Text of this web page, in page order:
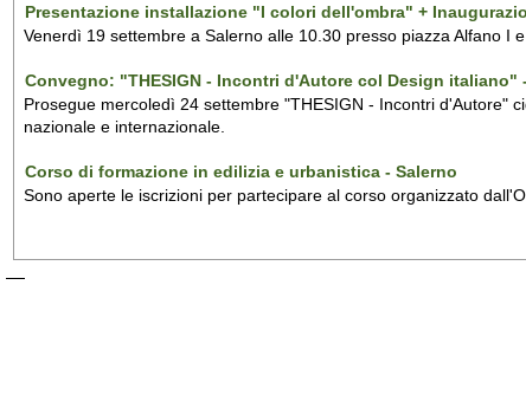
Presentazione installazione "I colori dell'ombra" +
Venerdì 19 settembre a Salerno alle 10.30 presso piazza Alfano I
Convegno: "THESIGN - Incontri d'Autore col Design italiano"
Prosegue mercoledì 24 settembre "THESIGN - Incontri d'Autore"
nazionale e internazionale.
Corso di formazione in edilizia e urbanistica - Salerno
Sono aperte le iscrizioni per partecipare al corso organizzato